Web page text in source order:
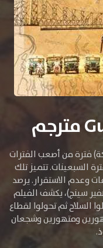
فترة من أصعب الفترات
السبعينات. تتميز تلك
وعدم الاستقرار. يرصد
سينج)، يكشف الفيلم
السلاح ثم تحولوا لقطاع
ومتهورين وشجعان